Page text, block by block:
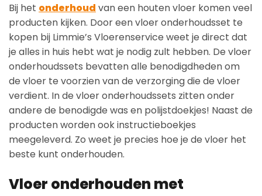
Bij het onderhoud van een houten vloer komen veel
producten kijken. Door een vloer onderhoudsset te
kopen bij Limmie’s Vloerenservice weet je direct dat
je alles in huis hebt wat je nodig zult hebben. De vloer
onderhoudssets bevatten alle benodigdheden om
de vloer te voorzien van de verzorging die de vloer
verdient. In de vloer onderhoudssets zitten onder
andere de benodigde was en polijstdoekjes! Naast de
producten worden ook instructieboekjes
meegeleverd. Zo weet je precies hoe je de vloer het
beste kunt onderhouden.
Vloer onderhouden met